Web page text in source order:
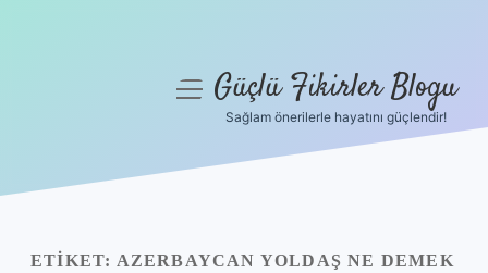
Yasal Uyarı
menüyüGüçlü Fikirler Blogu
Sağlam önerilerle hayatını güçlendir!
ETIKET: AZERBAYCAN YOLDAŞ NE DEMEK